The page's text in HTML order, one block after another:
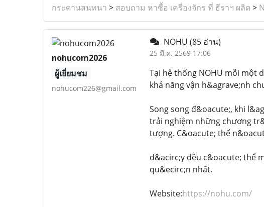
กระดานสนทนา > สอบถาม หาซื้อ เครื่องจักร ที่ ธีราฯ ผลิต >
nohucom2026
ผู้เยี่ยมชม
nohucom226@gmail.com
NOHU (85 อ่าน)
25 มี.ค. 2569 17:06
Tại hệ thống NOHU mỗi một
khả năng vận h&agrave;nh
Song song đ&oacute;, khi
trải nghiệm những chương
tượng. C&oacute; thể
đ&acirc;y đều c&oacute; thể
qu&ecirc;n nhất.
Website:https://nohu.com/